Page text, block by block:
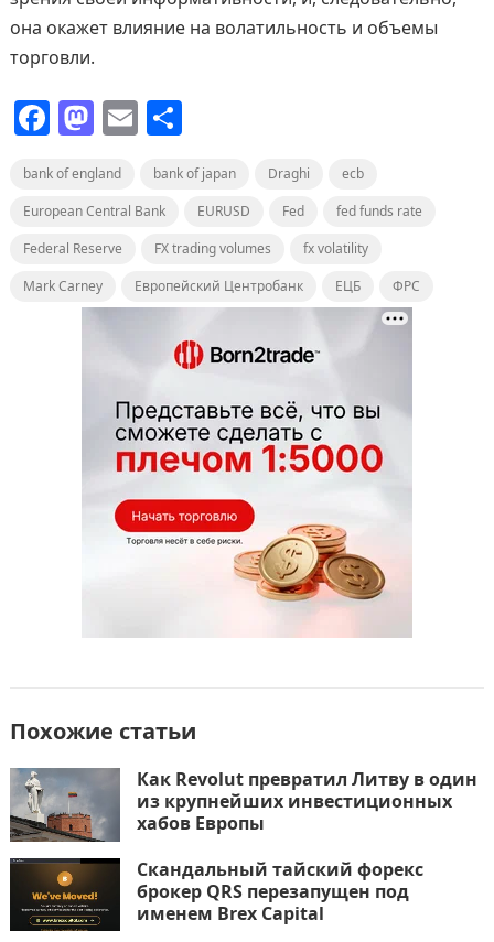
она окажет влияние на волатильность и объемы
торговли.
F
c
e
b
o
M
st
o
d
o
n
E
ai
l
О
п
р
а
в
и
т
ь
bank of england bank of japan Draghi
ecb
European Central Bank
EURUSD Fed
fed funds rate
Federal Reserve
FX trading volumes
fx volatility
Mark Carney
Европейский Центробанк ЕЦБ ФРС
Похожие статьи
Как Revolut превратил Литву в один
из крупнейших инвестиционных
хабов Европы
Скандальный тайский форекс
брокер QRS перезапущен под
именем Brex Capital